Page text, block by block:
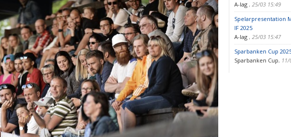
A-lag , 25/03 15:49
Spelarpresentation
IF 2025
A-lag , 25/03 15:47
Sparbanken Cup
Sparbanken Cup,